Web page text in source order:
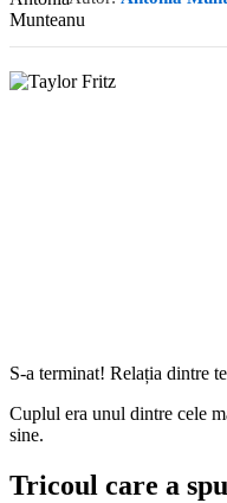
S-a terminat! Relația dintre
Cuplul era unul dintre cele
sine.
Tricoul care a